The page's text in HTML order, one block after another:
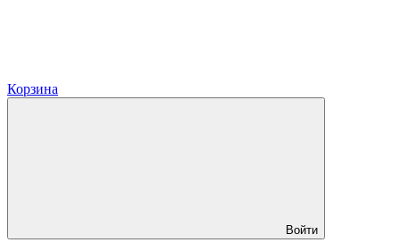
Корзина
Войти